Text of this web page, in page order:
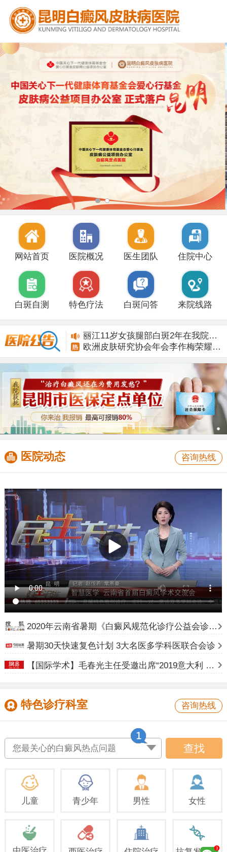
网站首页 医院概况 医生团队 住院中心
白斑自测 特色疗法 白斑问答 来院线路
丽江11岁女孩腿部白斑2年在我院康复
欧洲皮肤研究协会年会李作梅荣耀而归
丽江11岁女孩腿部白斑2年在我院康复
欧洲皮肤研究协会年会李作梅荣耀而归
咨询热线
医院动态
2020年云南省暑期《白癜风规范化诊疗公益会诊》计划
暑期30天快速复色计划 3大名医多学科医联合会诊
【国际学术】毛春光主任受邀出席“2019意大利 24 届世界皮肤科大
咨询热线
特色诊疗科室
您最关心的白癜风热点问题 查找
儿童 青少年 男性 女性